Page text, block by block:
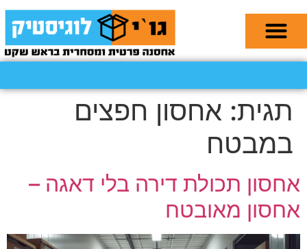
תגית: אחסון חפצים
במבטח
אחסון תכולת דירה בלי דאגה –
אחסון מאובטח